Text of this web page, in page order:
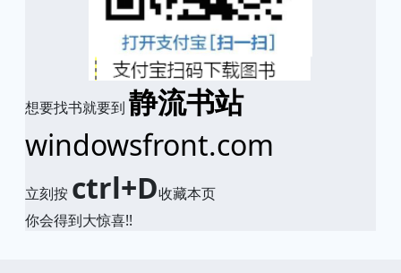
想要找书就要到 静流书站
windowsfront.com
立刻按 ctrl+D收藏本页
你会得到大惊喜!!